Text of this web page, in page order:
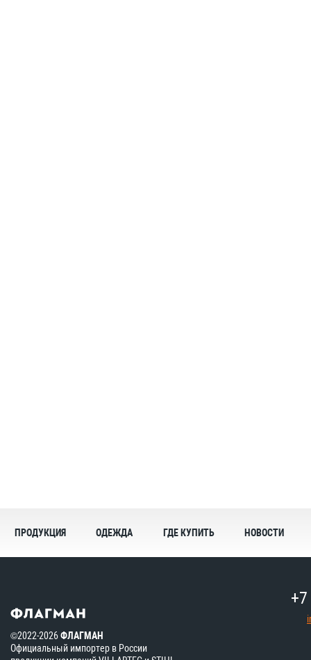
ПРОДУКЦИЯ ОДЕЖДА ГДЕ КУПИТЬ НОВОСТИ
©2022-2026ФЛАГМАН
Официальный импортер в России